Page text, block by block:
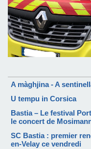
A màghjina - A
U tempu in Corsica
Bastia – Le festival
le concert de
SC Bastia : premier
en-Velay ce vendredi